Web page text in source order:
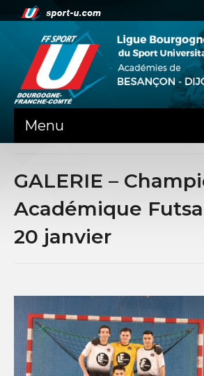
Menu
PRÉSENTATION
ADMINISTRATIF
SPORTS CO
BESANÇON
GALERIE –
Académique
20 janvier